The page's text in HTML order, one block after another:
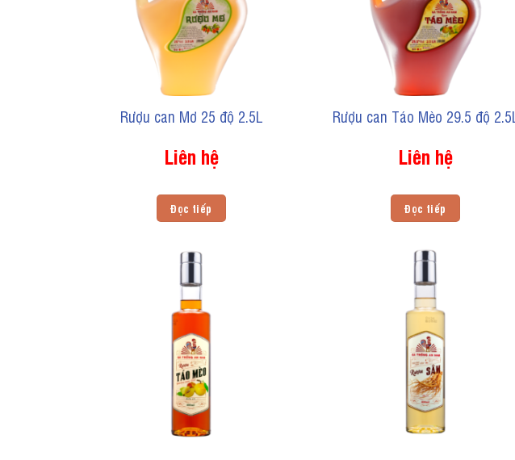
Rượu can Mơ 25 độ 2.5L
Liên hệ
Đọc tiếp
Rượu can Táo Mèo 29.5 độ 2.5L
Liên hệ
Đọc tiếp